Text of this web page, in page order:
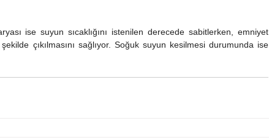
ise suyun sıcaklığını istenilen derecede sabitlerken, emniyet
çıkılmasını sağlıyor. Soğuk suyun kesilmesi durumunda ise